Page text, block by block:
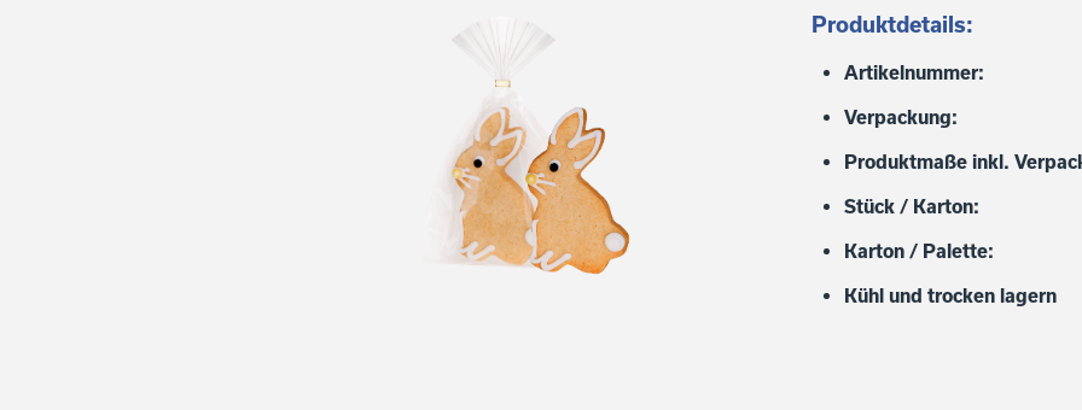
Produktdetails:
Artikelnummer:
Verpackung:
Produktmaße inkl.
Stück / Karton:
Karton / Palette:
Kühl und trocken lagern